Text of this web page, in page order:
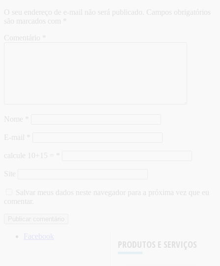
O seu endereço de e-mail não será publicado. Campos obrigatórios
são marcados com
Comentário
Nome
E-mail
calcule 10+15 =
Site
Salvar meus dados neste navegador para a próxima vez que eu
comentar.
PRODUTOS E SERVIÇOS
Facebook